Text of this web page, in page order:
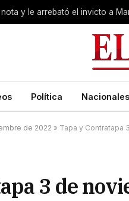
y le arrebató el invicto a
Política Nacionales
de 2022 » Tapa y Contratapa
3 de